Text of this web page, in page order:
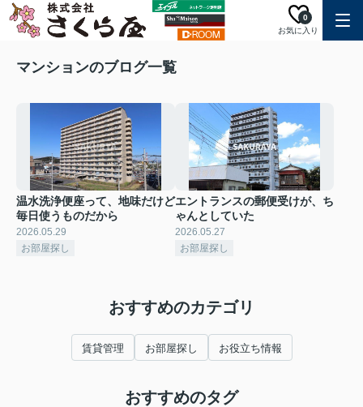
お気に入り
0
マンションのブログ一覧
温水洗浄便座って、地味だけど
毎日使うものだから
2026.05.29
お部屋探し
エントランスの郵便受けが、ち
ゃんとしていた
2026.05.27
お部屋探し
おすすめのカテゴリ
賃貸管理 お部屋探し お役立ち情報
おすすめのタグ